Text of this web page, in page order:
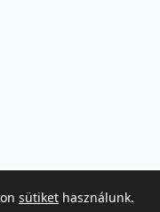
sütikethasználunk.